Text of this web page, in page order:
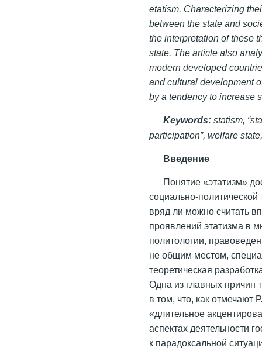
etatism. Characterizing
between the state and
the interpretation of these
state. The article also
modern developed
and cultural development
by a tendency to increase
Keywords: statism,
participation”, welfare
Введение
Понятие «этатизм»
социально-политической
вряд ли можно считать
проявлений этатизма в
политологии,
не общим местом,
теоретическая
Одна из главных причин
в том, что, как
«длительное
аспектах деятельности
к парадоксальной